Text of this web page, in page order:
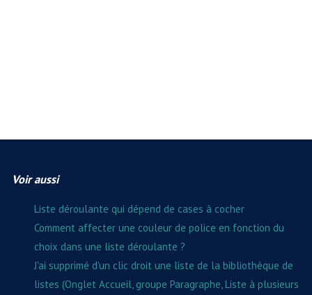
Voir aussi
Liste déroulante qui dépend de cases à cocher
Comment affecter une couleur de police en fonction du
choix dans une liste déroulante ?
J'ai supprimé d'un clic droit une liste de la bibliothèque de
listes (Onglet Accueil, groupe Paragraphe, Liste à plusieurs